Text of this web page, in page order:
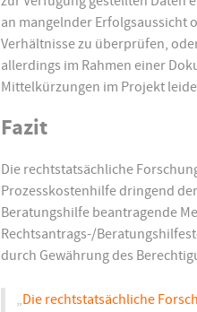
an mangelnder Erfolgsaussicht
Verhältnisse zu überprüfen,
allerdings im Rahmen einer
Mittelkürzungen im Projekt
Fazit
Die rechtstatsächliche
Prozesskostenhilfe dringend
Beratungshilfe beantragende
Rechtsantrags-/
durch Gewährung des
„Die rechtstatsächliche